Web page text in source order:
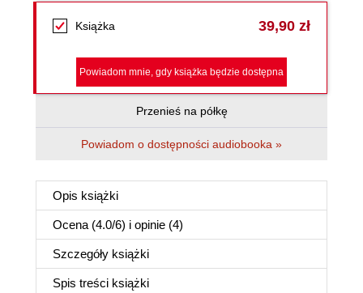
Książka 39,90 zł
Powiadom mnie, gdy książka będzie dostępna
Przenieś na półkę
Powiadom o dostępności audiobooka »
Opis książki
Ocena (4.0/6) i opinie (4)
Szczegóły książki
Spis treści książki